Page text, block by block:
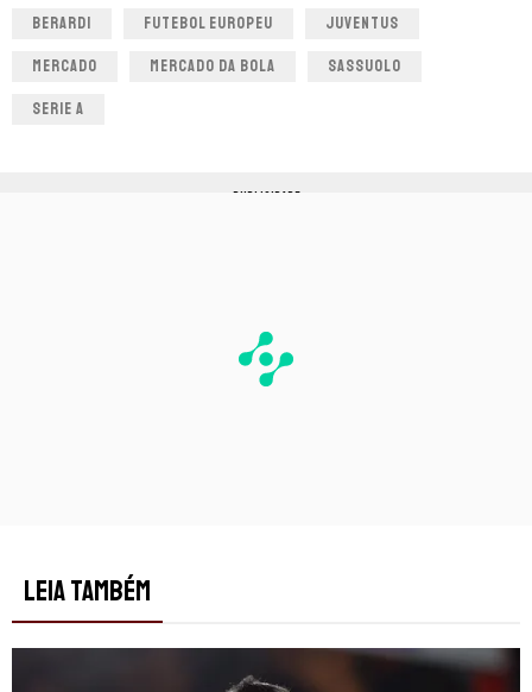
BERARDI FUTEBOL EUROPEU JUVENTUS
MERCADO MERCADO DA BOLA SASSUOLO
SERIE A
PUBLICIDADE
LEIA TAMBÉM